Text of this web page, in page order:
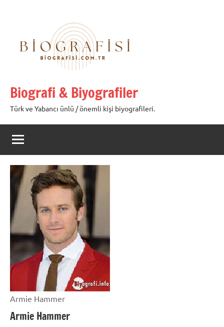
Biografi & Biyografiler
Türk ve Yabancı ünlü / önemli kişi biyografileri.
Armie Hammer
Armie Hammer